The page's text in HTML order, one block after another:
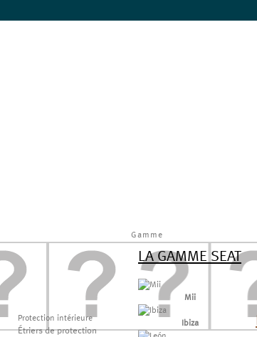
Gamme
LA GAMME SEAT
Mii
Ibiza
Protection intérieure
Étriers de protection